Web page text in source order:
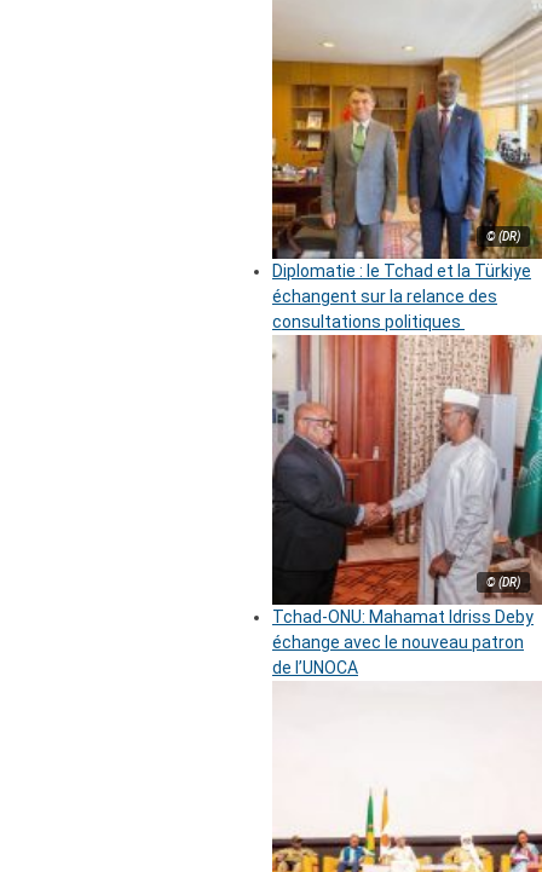
© (DR)
Diplomatie : le Tchad et la Türkiye
échangent sur la relance des
consultations politiques
© (DR)
Tchad-ONU: Mahamat Idriss Deby
échange avec le nouveau patron
de l’UNOCA